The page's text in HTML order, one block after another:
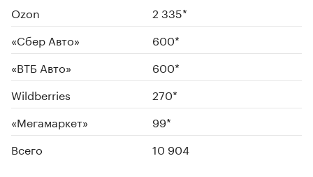
00:00 / 00:00
Ozon
2 335*
«Сбер Авто»
600*
«ВТБ Авто»
600*
Wildberries
270*
«Мегамаркет»
99*
Всего
10 904